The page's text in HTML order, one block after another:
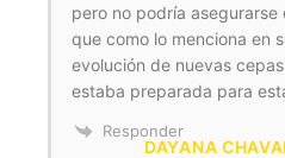
pero no podría
que como lo menciona en
evolución de nuevas
estaba preparada para
Responder
DAYANA